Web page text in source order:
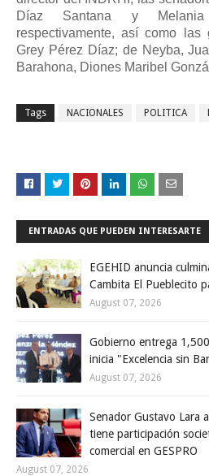
Díaz Santana y Melania
respectivamente, así como las
Grey Pérez Díaz; de Neyba,
Barahona, Diones Maribel
Tags NACIONALES POLITICA
ENTRADAS QUE PUEDEN INTERESARTE
EGEHID anuncia
Cambita El Pueblecito
August 07, 2026
Gobierno entrega
inicia "Excelencia sin
August 07, 2026
Senador Gustavo Lara
tiene participación
comercial en GESPRO
August 07, 2026